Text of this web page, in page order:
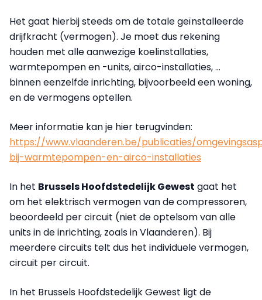
Het gaat hierbij steeds om de totale geïnstalleerde
drijfkracht (vermogen). Je moet dus rekening
houden met alle aanwezige koelinstallaties,
warmtepompen en -units, airco-installaties, …
binnen eenzelfde inrichting, bijvoorbeeld een woning,
en de vermogens optellen.
Meer informatie kan je hier terugvinden:
https://www.vlaanderen.be/publicaties/
bij-warmtepompen-en-airco-installaties
In het Brussels Hoofdstedelijk Gewest gaat het
om het elektrisch vermogen van de compressoren,
beoordeeld per circuit (niet de optelsom van alle
units in de inrichting, zoals in Vlaanderen). Bij
meerdere circuits telt dus het individuele vermogen,
circuit per circuit.
In het Brussels Hoofdstedelijk Gewest ligt de